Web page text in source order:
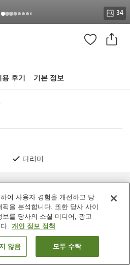
34
용 후기 기본 정보
다리미
캄파르 캄파르 부티크 호텔
실 보기
여 사용자 경험을 개선하고 당
을 분석합니다. 또한 당사 사이
를 당사의 소셜 미디어, 광고
. 개인 정보 정책
않음 모두 수락